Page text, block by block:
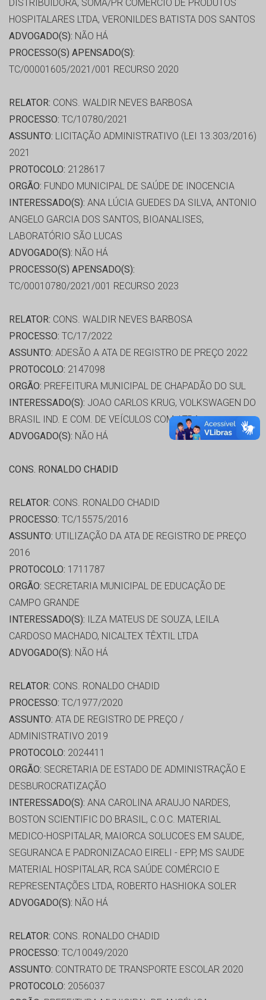
DISTRIBUIDORA, SOMA/PR COMÉRCIO DE PRODUTOS
HOSPITALARES LTDA, VERONILDES BATISTA DOS SANTOS
ADVOGADO(S): NÃO HÁ
PROCESSO(S) APENSADO(S):
TC/00001605/2021/001 RECURSO 2020
RELATOR: CONS. WALDIR NEVES BARBOSA
PROCESSO: TC/10780/2021
ASSUNTO: LICITAÇÃO ADMINISTRATIVO (LEI 13.303/2016)
2021
PROTOCOLO: 2128617
ORGÃO: FUNDO MUNICIPAL DE SAÚDE DE INOCENCIA
INTERESSADO(S): ANA LÚCIA GUEDES DA SILVA, ANTONIO
ANGELO GARCIA DOS SANTOS, BIOANALISES,
LABORATÓRIO SÃO LUCAS
ADVOGADO(S): NÃO HÁ
PROCESSO(S) APENSADO(S):
TC/00010780/2021/001 RECURSO 2023
RELATOR: CONS. WALDIR NEVES BARBOSA
PROCESSO: TC/17/2022
ASSUNTO: ADESÃO A ATA DE REGISTRO DE PREÇO 2022
PROTOCOLO: 2147098
ORGÃO: PREFEITURA MUNICIPAL DE CHAPADÃO DO SUL
INTERESSADO(S): JOAO CARLOS KRUG, VOLKSWAGEN DO
BRASIL IND. E COM. DE VEÍCULOS COM. LTDA
ADVOGADO(S): NÃO HÁ
CONS. RONALDO CHADID
RELATOR: CONS. RONALDO CHADID
PROCESSO: TC/15575/2016
ASSUNTO: UTILIZAÇÃO DA ATA DE REGISTRO DE PREÇO
2016
PROTOCOLO: 1711787
ORGÃO: SECRETARIA MUNICIPAL DE EDUCAÇÃO DE
CAMPO GRANDE
INTERESSADO(S): ILZA MATEUS DE SOUZA, LEILA
CARDOSO MACHADO, NICALTEX TÊXTIL LTDA
ADVOGADO(S): NÃO HÁ
RELATOR: CONS. RONALDO CHADID
PROCESSO: TC/1977/2020
ASSUNTO: ATA DE REGISTRO DE PREÇO /
ADMINISTRATIVO 2019
PROTOCOLO: 2024411
ORGÃO: SECRETARIA DE ESTADO DE ADMINISTRAÇÃO E
DESBUROCRATIZAÇÃO
INTERESSADO(S): ANA CAROLINA ARAUJO NARDES,
BOSTON SCIENTIFIC DO BRASIL, C.O.C. MATERIAL
MEDICO-HOSPITALAR, MAIORCA SOLUCOES EM SAUDE,
SEGURANCA E PADRONIZACAO EIRELI - EPP, MS SAUDE
MATERIAL HOSPITALAR, RCA SAÚDE COMÉRCIO E
REPRESENTAÇÕES LTDA, ROBERTO HASHIOKA SOLER
ADVOGADO(S): NÃO HÁ
RELATOR: CONS. RONALDO CHADID
PROCESSO: TC/10049/2020
ASSUNTO: CONTRATO DE TRANSPORTE ESCOLAR 2020
PROTOCOLO: 2056037